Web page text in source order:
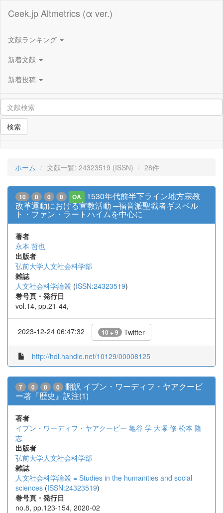
Ceek.jp Altmetrics (α ver.)
文献ランキング
新着文献
新着投稿
検索
ホーム 文献一覧: 24323519 (ISSN) 28件
10 0 0 0 OA
1530年代前半下ライン地方宗教
改革運動における宣教活動 ─福音派聖職者ギスベル
ト・ファン・ラートハイムを中心に
著者
永本 哲也
出版者
弘前大学人文社会科学部
雑誌
人文社会科学論叢 (ISSN:24323519)
巻号頁・発行日
vol.14, pp.21-44,
2023-12-24 06:47:32 10 + 9 Twitter
http://hdl.handle.net/10129/00008125
7 0 0 0
翻訳 イブン・ワーディフ・ヤアクービ
ー著『歴史』訳注(1)
著者
イブン・ワーディフ・ヤアクービー 亀谷 学 大塚 修 松本 隆
志
出版者
弘前大学人文社会科学部
雑誌
人文社会科学論叢 = Studies in the humanities and social
sciences (ISSN:24323519)
巻号頁・発行日
no.8, pp.123-154, 2020-02